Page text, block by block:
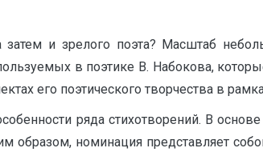
и зрелого поэта? Масштаб
в поэтике В. Набокова,
его поэтического творчества в
ряда стихотворений. В
образом, номинация представляет